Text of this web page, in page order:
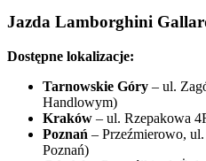
Jazda Lamborghini
Dostępne lokalizacje:
Tarnowskie Góry – ul.
Handlowym)
Kraków – ul. Rzepakowa
Poznań – Przeźmierowo,
Poznań)